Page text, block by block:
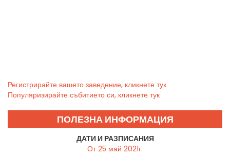
Регистрирайте вашето заведение, кликнете тук
Популяризирайте събитието си, кликнете тук
ПОЛЕЗНА ИНФОРМАЦИЯ
ДАТИ И РАЗПИСАНИЯ
От 25 май 2021г.